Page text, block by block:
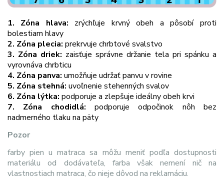
1. Zóna hlava: zrýchľuje krvný obeh a pôsobí proti
bolestiam hlavy
2. Zóna plecia: prekrvuje chrbtové svalstvo
3. Zóna driek: zaisťuje správne držanie tela pri spánku a
vyrovnáva chrbticu
4. Zóna panva: umožňuje udržať panvu v rovine
5. Zóna stehná: uvoľnenie stehenných svalov
6. Zóna lýtka: podporuje a zlepšuje ideálny obeh krvi
7. Zóna chodidlá: podporuje odpočinok nôh bez
nadmerného tlaku na päty
Pozor
farby pien u matraca sa môžu meniť podľa dostupnosti
materiálu od dodávateľa, farba však nemení nič na
vlastnostiach matraca, čo nieje dôvod na reklamáciu.